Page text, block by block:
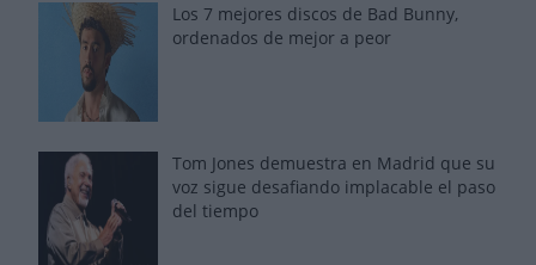
Los 7 mejores discos de Bad Bunny,
ordenados de mejor a peor
Tom Jones demuestra en Madrid que su
voz sigue desafiando implacable el paso
del tiempo